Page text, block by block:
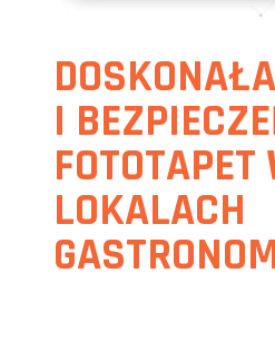
I
FOTOTAPET
LOKALACH